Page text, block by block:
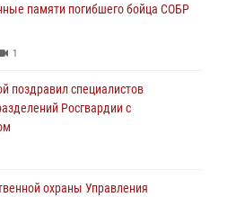
памяти погибшего бойца СОБР
1
поздравил специалистов
Росгвардии с
охраны Управления